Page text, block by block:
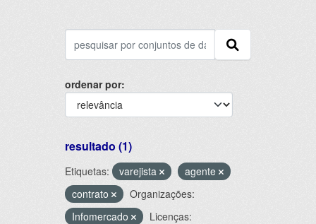
ordenar por
resultado (1)
Etiquetas: varejista
agente
contrato
Organizações:
Infomercado
Licenças: